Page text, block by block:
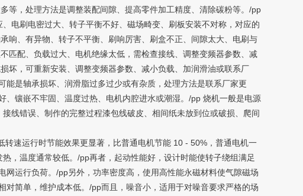
等，处理方法是调整装配间隙、提高零件加工精度、清除碳粉等。/pp
电刷电密过大、转子平衡不好、磁场畸变、刷板安装不对称，对应的
响、有异物、转子不平衡、刷响厉害、刷盒不正、间隙太大、电刷与
匹配、负载过大、电机绝缘太低，需检查接线、调整变频器参数、减
坏，可重新安装、调整变频器参数、减小负载、加润滑油或联系厂
是轴承损坏、润滑脂过多过少或有杂质，处理方法是联系厂家更
镶嵌不牢固、温度过热、电机内腔进水或潮湿。/pp 烧机一般是电源
线错误、制作的完整过程漆包线破皮、相间纸未放到位或破损、爬间
速运行时节能效果更显著，比普通电机节能 10 - 50%，普通电机一
，温度通常较低。/pp再者，起动性能好，设计时能使转子绕组满足
运行负荷。/pp另外，功率密度高，使用高性能永磁材料使气隙磁场
简单，维护成本低。/pp而且，噪音小，适用于对噪音要求严格的场